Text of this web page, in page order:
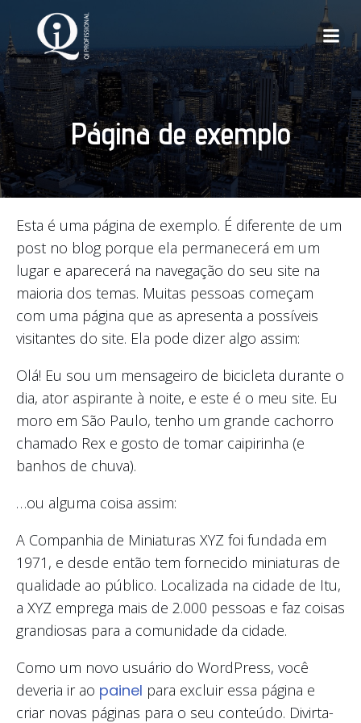
Página de exemplo
Esta é uma página de exemplo. É diferente de um
post no blog porque ela permanecerá em um
lugar e aparecerá na navegação do seu site na
maioria dos temas. Muitas pessoas começam
com uma página que as apresenta a possíveis
visitantes do site. Ela pode dizer algo assim:
Olá! Eu sou um mensageiro de bicicleta durante o
dia, ator aspirante à noite, e este é o meu site. Eu
moro em São Paulo, tenho um grande cachorro
chamado Rex e gosto de tomar caipirinha (e
banhos de chuva).
…ou alguma coisa assim:
A Companhia de Miniaturas XYZ foi fundada em
1971, e desde então tem fornecido miniaturas de
qualidade ao público. Localizada na cidade de Itu,
a XYZ emprega mais de 2.000 pessoas e faz coisas
grandiosas para a comunidade da cidade.
Como um novo usuário do WordPress, você
deveria ir ao painel para excluir essa página e
criar novas páginas para o seu conteúdo. Divirta-